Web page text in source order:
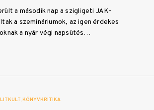
a második nap a szigligeti JAK-
a szemináriumok, az igen érdekes
a nyár végi napsütés…
LITKULT KÖNYVKRITIKA